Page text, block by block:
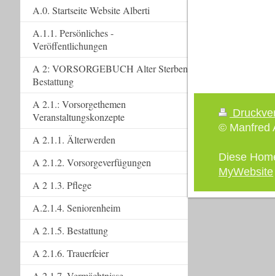
© Manfred
Diese
MyWebsite
A.0. Startseite Website Alberti
A.1.1. Persönliches -
Veröffentlichungen
A 2: VORSORGEBUCH Alter Sterben
Bestattung
A 2.1.: Vorsorgethemen
Veranstaltungskonzepte
A 2.1.1. Älterwerden
A 2.1.2. Vorsorgeverfügungen
A 2 1.3. Pflege
A.2.1.4. Seniorenheim
A 2.1.5. Bestattung
A 2.1.6. Trauerfeier